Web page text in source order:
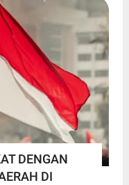
DENGAN
DI